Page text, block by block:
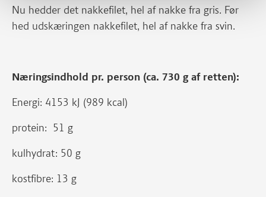
Nu hedder det nakkefilet, hel af nakke fra gris. Før
hed udskæringen nakkefilet, hel af nakke fra svin.
Næringsindhold pr. person (ca. 730 g af retten):
Energi: 4153 kJ (989 kcal)
protein: 51 g
kulhydrat: 50 g
kostfibre: 13 g